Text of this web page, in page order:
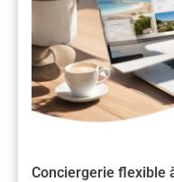
Conciergerie flexible